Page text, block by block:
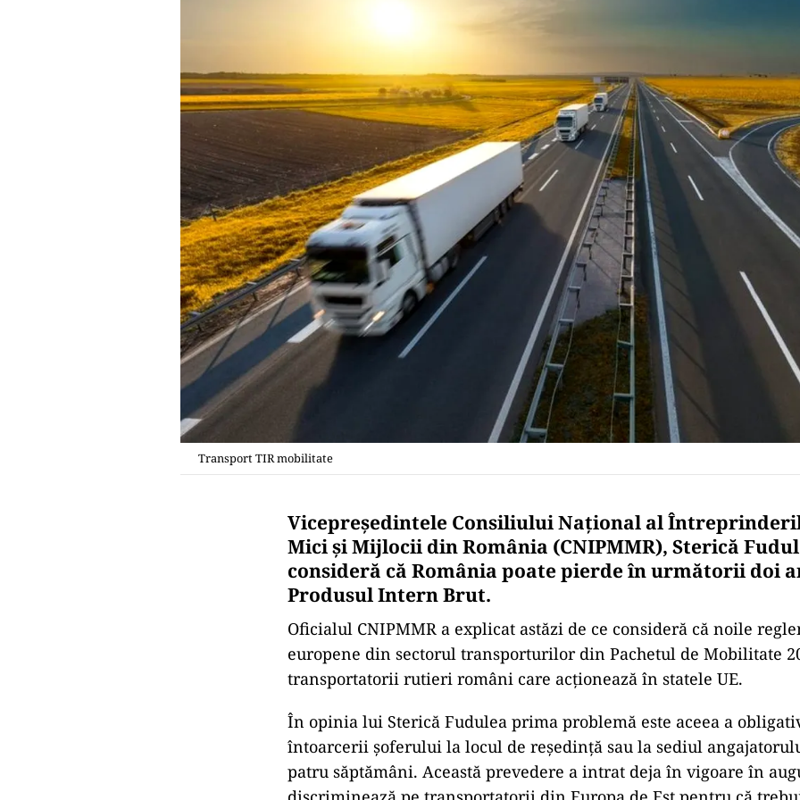
Transport TIR mobilitate
Vicepreşedintele Consiliului Naţional al
Mici şi Mijlocii din România (CNIPMMR), Sterică
consideră că România poate pierde în următorii doi
Produsul Intern Brut.
Oficialul CNIPMMR a explicat astăzi de ce consideră că noile
europene din sectorul transporturilor din Pachetul de Mobilitate
transportatorii rutieri români care acţionează în statele UE.
În opinia lui Sterică Fudulea prima problemă este aceea a
întoarcerii şoferului la locul de reşedinţă sau la sediul
patru săptămâni. Această prevedere a intrat deja în vigoare în